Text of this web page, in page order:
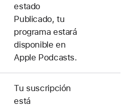
estado
Publicado, tu
programa estará
disponible en
Apple Podcasts.
Tu suscripción
está